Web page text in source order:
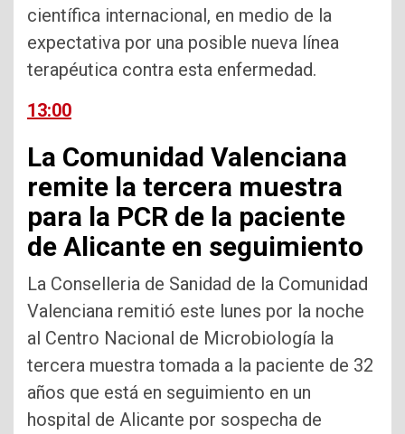
científica internacional, en medio de la
expectativa por una posible nueva línea
terapéutica contra esta enfermedad.
13:00
La Comunidad Valenciana
remite la tercera muestra
para la PCR de la paciente
de Alicante en seguimiento
La Conselleria de Sanidad de la Comunidad
Valenciana remitió este lunes por la noche
al Centro Nacional de Microbiología la
tercera muestra tomada a la paciente de 32
años que está en seguimiento en un
hospital de Alicante por sospecha de